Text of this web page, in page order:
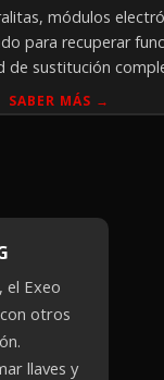
módulos
para recuperar
de sustitución
SABER MÁS →
el Exeo
otros
llaves y